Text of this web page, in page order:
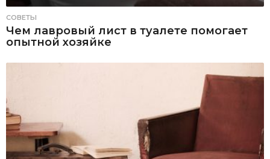
СОВЕТЫ
Чем лавровый лист в туалете помогает
опытной хозяйке